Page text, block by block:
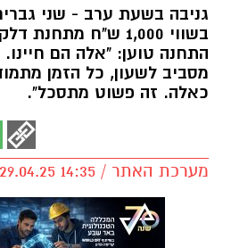
גניבה בשעת ערב - שני
בשווי 1,000 ש"ח
התחנה טוען: "אלה הם חיינו.
מסביב לשעון, כל הזמן
כאלה. זה פשוט מתסכל".
מערכת האתר / 14:35 29.04.25